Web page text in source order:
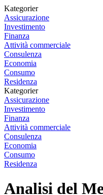
Kategorier
Assicurazione
Investimento
Finanza
Attività commerciale
Consulenza
Economia
Consumo
Residenza
Kategorier
Assicurazione
Investimento
Finanza
Attività commerciale
Consulenza
Economia
Consumo
Residenza
Analisi del